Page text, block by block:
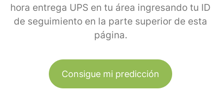
hora entrega UPS en tu área ingresando tu ID
de seguimiento en la parte superior de esta
página.
Consigue mi predicción